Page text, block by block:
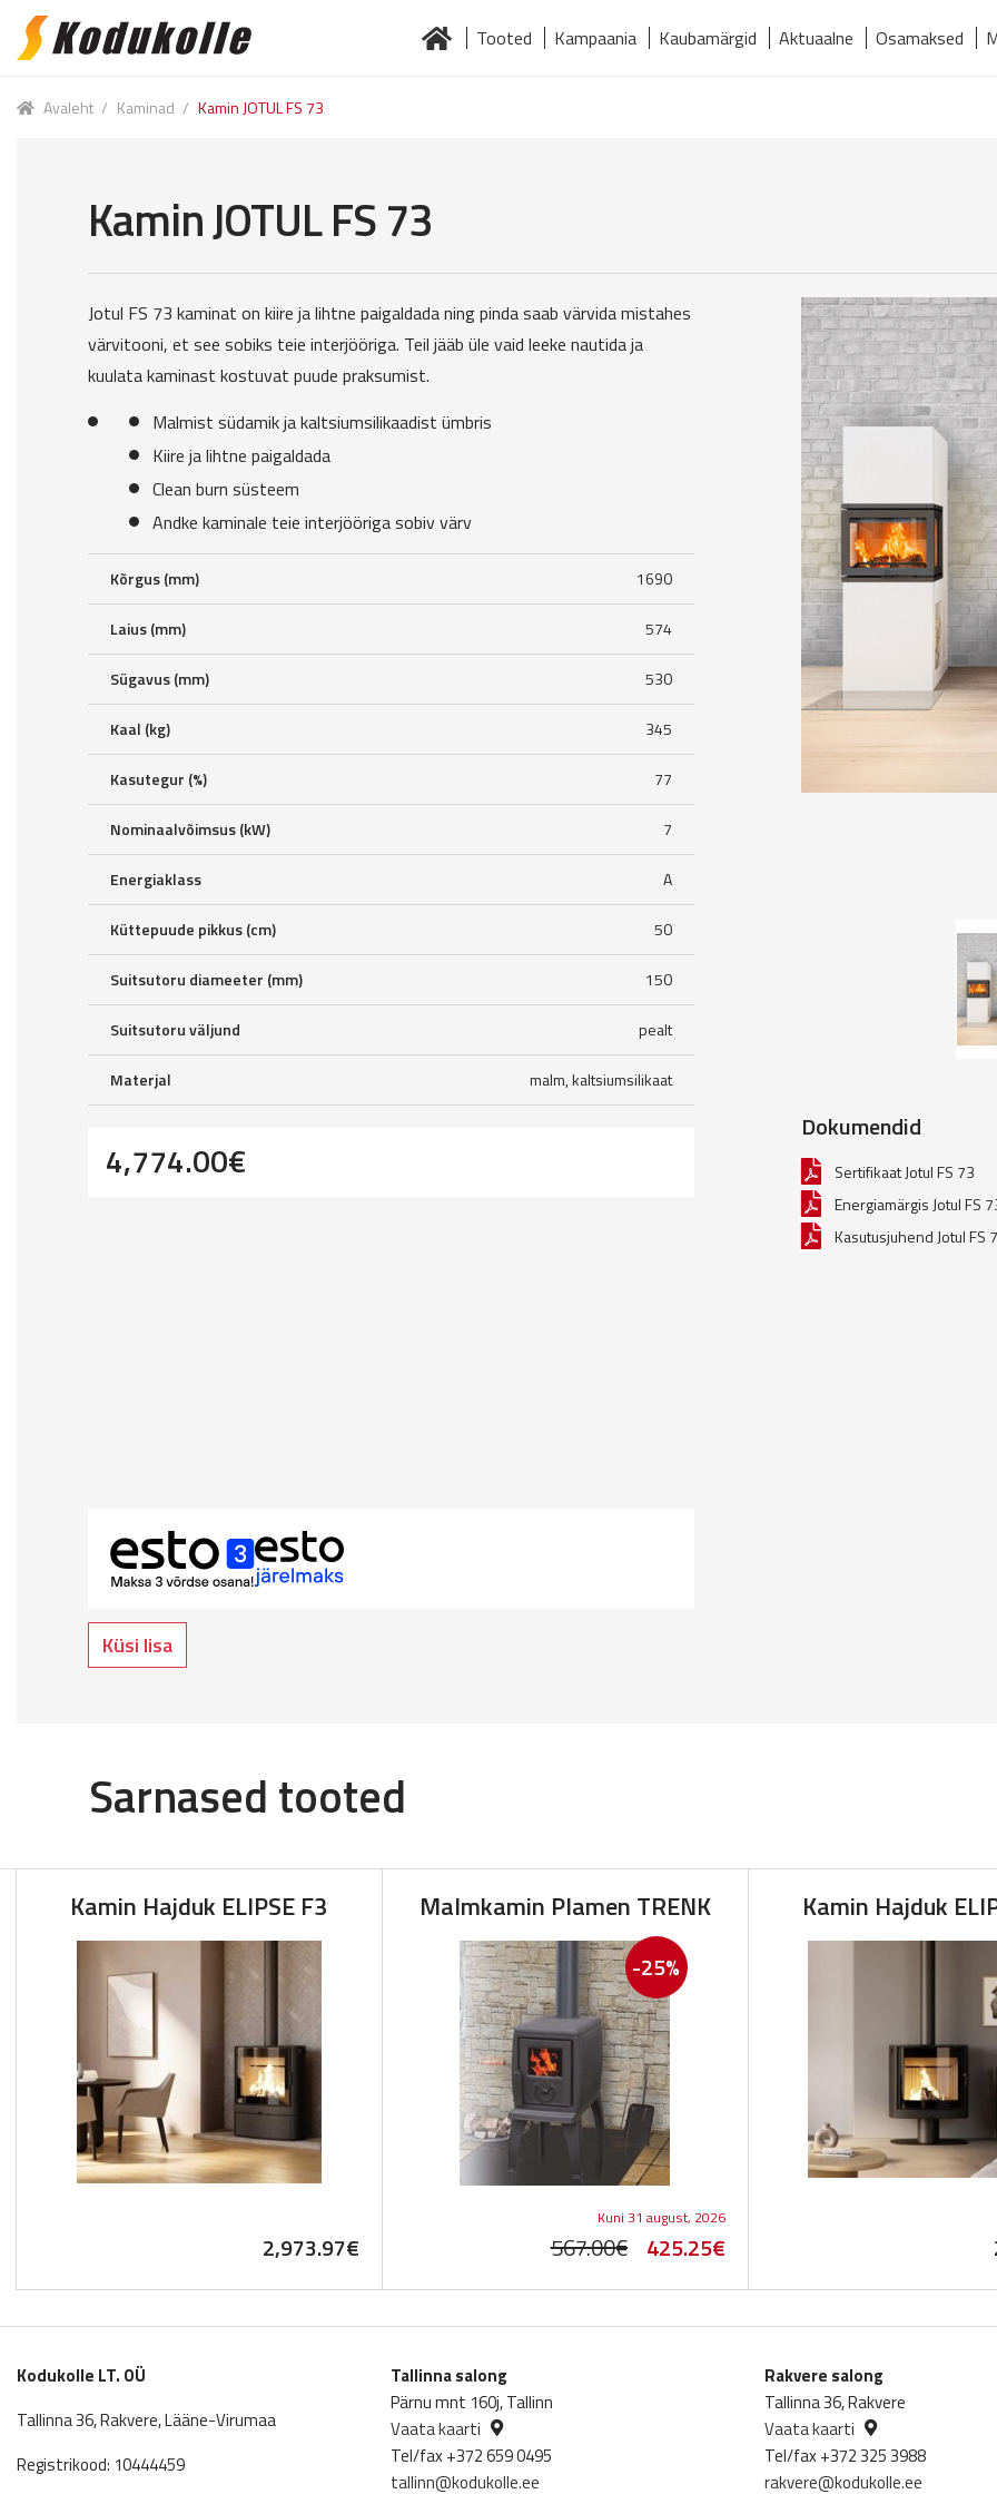
Skip
navigation
Skip
content
Tooted Kampaania Kaubamärgid Aktuaalne Osamaksed
Avaleht / Kaminad / Kamin JOTUL FS 73
Kamin JOTUL FS 73
Jotul FS 73 kaminat on kiire ja lihtne paigaldada ning pinda saab värvida mistahes
värvitooni, et see sobiks teie interjööriga. Teil jääb üle vaid leeke nautida ja
kuulata kaminast kostuvat puude praksumist.
Malmist südamik ja kaltsiumsilikaadist ümbris
Kiire ja lihtne paigaldada
Clean burn süsteem
Andke kaminale teie interjööriga sobiv värv
Kõrgus (mm) 1690
Laius (mm) 574
Sügavus (mm) 530
Kaal (kg) 345
Kasutegur (%) 77
Nominaalvõimsus (kW) 7
Energiaklass A
Küttepuude pikkus (cm) 50
Suitsutoru diameeter (mm) 150
Suitsutoru väljund pealt
Materjal malm, kaltsiumsilikaat
4,774.00€
Küsi lisa
Dokumendid
Sertifikaat Jotul FS 73
Energiamärgis Jotul FS
Kasutusjuhend Jotul FS
Sarnased tooted
Kamin Hajduk ELIPSE F3
2,973.97€
Malmkamin Plamen TRENK
-25%
Kuni 31 august, 2026
567.00€ Original
price
was:
425.25€Current
price
is:
425.25€.
Kamin Hajduk
Kodukolle LT. OÜ
Tallinna 36, Rakvere, Lääne-Virumaa
Registrikood: 10444459
Tallinna salong
Pärnu mnt 160j, Tallinn
Vaata kaarti
Tel/fax +372 659 0495
tallinn@kodukolle.ee
Rakvere salong
Tallinna 36, Rakvere
Vaata kaarti
Tel/fax +372 325 3988
rakvere@kodukolle.ee